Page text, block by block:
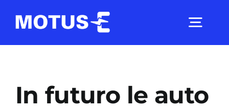
Studi e ricerche
In futuro le auto